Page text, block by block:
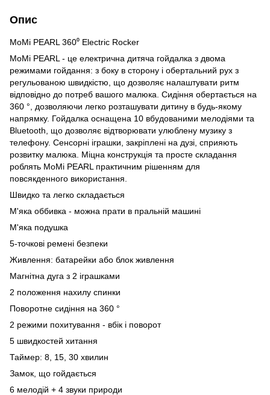
Опис
MoMi PEARL 360⁰ Electric Rocker
MoMi PEARL - це електрична дитяча гойдалка з двома
режимами гойдання: з боку в сторону і обертальний рух з
регульованою швидкістю, що дозволяє налаштувати ритм
відповідно до потреб вашого малюка. Сидіння обертається на
360 °, дозволяючи легко розташувати дитину в будь-якому
напрямку. Гойдалка оснащена 10 вбудованими мелодіями та
Bluetooth, що дозволяє відтворювати улюблену музику з
телефону. Сенсорні іграшки, закріплені на дузі, сприяють
розвитку малюка. Міцна конструкція та просте складання
роблять MoMi PEARL практичним рішенням для
повсякденного використання.
Швидко та легко складається
М'яка оббивка - можна прати в пральній машині
М'яка подушка
5-точкові ремені безпеки
Живлення: батарейки або блок живлення
Магнітна дуга з 2 іграшками
2 положення нахилу спинки
Поворотне сидіння на 360 °
2 режими похитування - вбік і поворот
5 швидкостей хитання
Таймер: 8, 15, 30 хвилин
Замок, що гойдається
6 мелодій + 4 звуки природи